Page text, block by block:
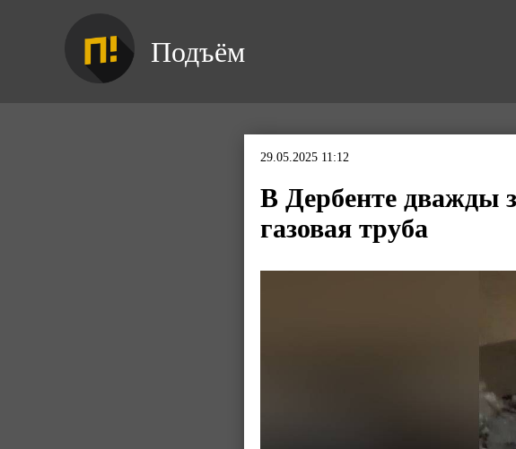
Подъём
29.05.2025 11:12
В Дербенте дважды
газовая труба